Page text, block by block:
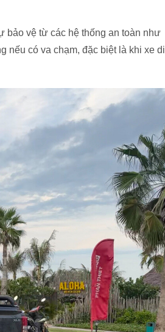
bảo vệ từ các hệ thống an toàn như
nếu có va chạm, đặc biệt là khi xe di